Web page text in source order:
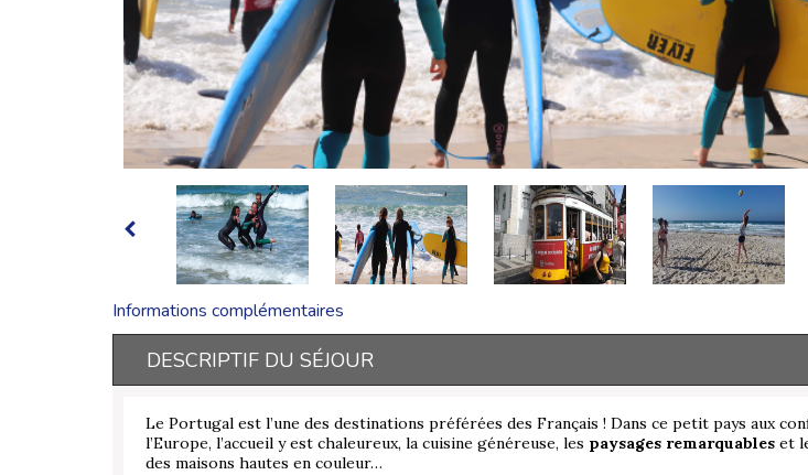
Informations complémentaires
DESCRIPTIF DU SÉJOUR
Le Portugal est l’une des destinations préférées des Français ! Dans ce petit pays aux
l’Europe, l’accueil y est chaleureux, la cuisine généreuse, les paysages remarquables et
des maisons hautes en couleur…